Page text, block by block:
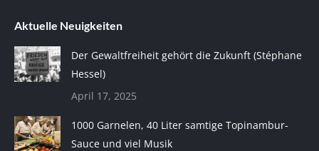
Aktuelle Neuigkeiten
Der Gewaltfreiheit gehört die Zukunft (Stéphane
Hessel)
April 17, 2025
1000 Garnelen, 40 Liter samtige Topinambur-
Sauce und viel Musik